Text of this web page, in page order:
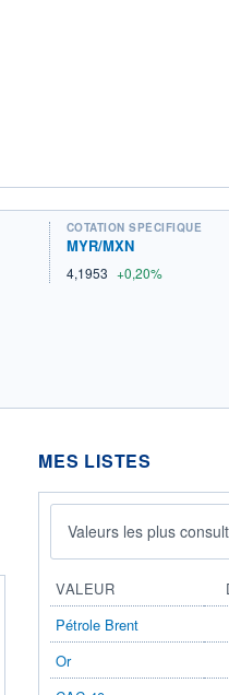
COTATION SPÉCIFIQUE
MYR/MXN
4,1953 +0,20%
MES LISTES
Valeurs les plus
VALEUR
Pétrole Brent
Or